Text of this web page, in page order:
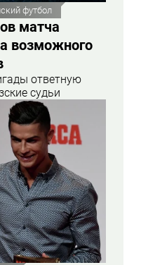
футбол
матча
возможного
ответную
судьи